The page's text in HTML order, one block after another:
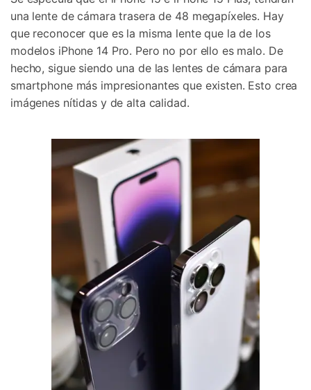
una lente de cámara trasera de 48 megapíxeles. Hay
que reconocer que es la misma lente que la de los
modelos iPhone 14 Pro. Pero no por ello es malo. De
hecho, sigue siendo una de las lentes de cámara para
smartphone más impresionantes que existen. Esto crea
imágenes nítidas y de alta calidad.